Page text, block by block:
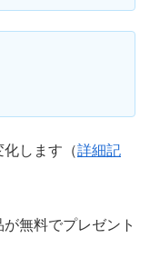
化します（詳細記
無料でプレゼント